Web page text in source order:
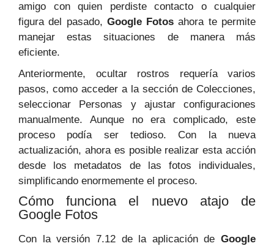
amigo con quien perdiste contacto o cualquier
figura del pasado, Google Fotos ahora te permite
manejar estas situaciones de manera más
eficiente.
Anteriormente, ocultar rostros requería varios
pasos, como acceder a la sección de Colecciones,
seleccionar Personas y ajustar configuraciones
manualmente. Aunque no era complicado, este
proceso podía ser tedioso. Con la nueva
actualización, ahora es posible realizar esta acción
desde los metadatos de las fotos individuales,
simplificando enormemente el proceso.
Cómo funciona el nuevo atajo de
Google Fotos
Con la versión 7.12 de la aplicación de Google